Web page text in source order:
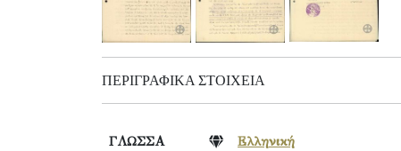
ΠΕΡΙΓΡΑΦΙΚΆ ΣΤΟΙΧΕΊΑ
ΓΛΩΣΣΑ
Ελληνική